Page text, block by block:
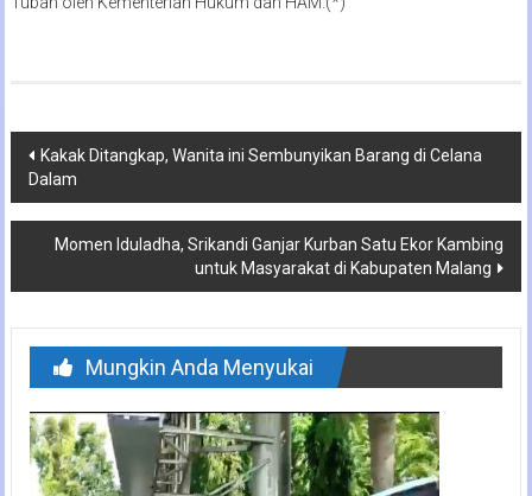
Navigasi
pos
Kakak Ditangkap, Wanita ini Sembunyikan Barang di Celana
Dalam
Momen Iduladha, Srikandi Ganjar Kurban Satu Ekor Kambing
untuk Masyarakat di Kabupaten Malang
Mungkin Anda Menyukai